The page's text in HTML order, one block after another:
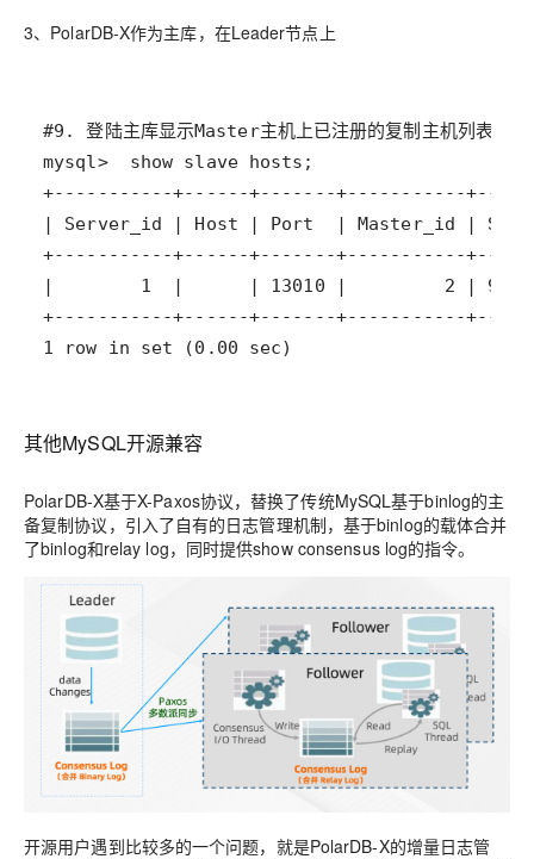
3、PolarDB-X作为主库，在Leader节点上
1 row in set (0.00 sec)
其他MySQL开源兼容
PolarDB-X基于X-Paxos协议，替换了传统MySQL基于binlog的主
备复制协议，引入了自有的日志管理机制，基于binlog的载体合并
了binlog和relay log，同时提供show consensus log的指令。
开源用户遇到比较多的一个问题，就是PolarDB-X的增量日志管